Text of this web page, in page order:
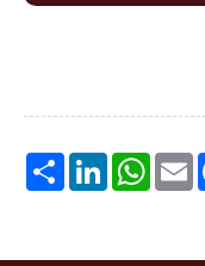
Share LinkedIn